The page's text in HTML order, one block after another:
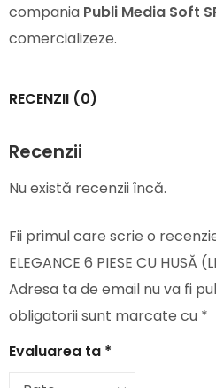
compania Publi Media Soft
comercializeze.
RECENZII (0)
Recenzii
Nu există recenzii încă.
Fii primul care scrie o recenzie
ELEGANCE 6 PIESE CU HUSĂ
Adresa ta de email nu va fi
obligatorii sunt marcate cu *
Evaluarea ta *